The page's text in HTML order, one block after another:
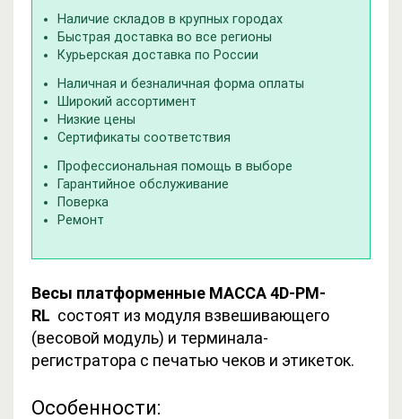
Наличие складов в крупных городах
Быстрая доставка во все регионы
Курьерская доставка по России
Наличная и безналичная форма оплаты
Широкий ассортимент
Низкие цены
Сертификаты соответствия
Профессиональная помощь в выборе
Гарантийное обслуживание
Поверка
Ремонт
Весы платформенные МАССА 4D-PM-
RL состоят из модуля взвешивающего
(весовой модуль) и терминала-
регистратора с печатью чеков и этикеток.
Особенности: